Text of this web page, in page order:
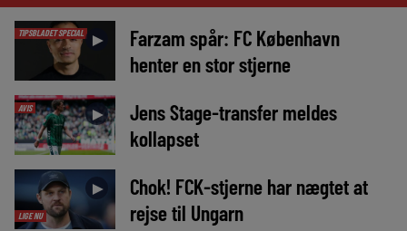
TIPSBLADET SPECIAL ►
Farzam spår: FC København
henter en stor stjerne
AVIS ►
Jens Stage-transfer meldes
kollapset
LIGE NU
►
Chok! FCK-stjerne har nægtet at
rejse til Ungarn